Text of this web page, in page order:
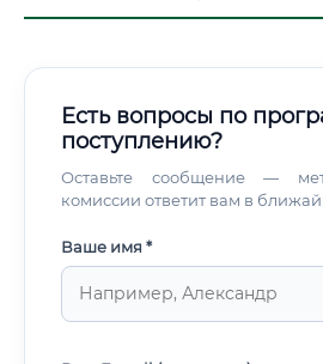
Есть вопросы по
поступлению?
Оставьте сообщение —
комиссии ответит вам в
Ваше имя *